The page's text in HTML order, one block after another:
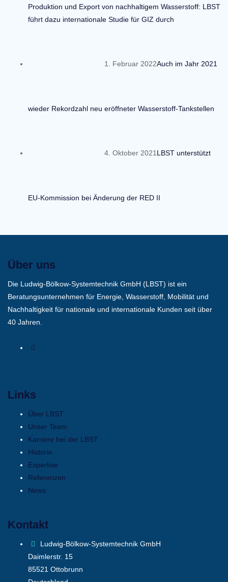
Produktion und Export von nachhaltigem Wasserstoff: LBST
führt dazu internationale Studie für GIZ durch
1. Februar 2022Auch im Jahr 2021
wieder Rekordzahl neu eröffneter Wasserstoff-Tankstellen
4. Oktober 2021 LBST unterstützt
EU-Kommission bei Änderung der RED II
Über uns
Die Ludwig-Bölkow-Systemtechnik GmbH (LBST) ist ein
Beratungsunternehmen für Energie, Wasserstoff, Mobilität und
Nachhaltigkeit für nationale und internationale Kunden seit über
40 Jahren.
Links
Über LBST
Unser Team
Karriere bei der LBST
Historie
Expertise
Referenzen
News
Kontakt
Ludwig-Bölkow-Systemtechnik GmbH
Daimlerstr. 15
85521 Ottobrunn